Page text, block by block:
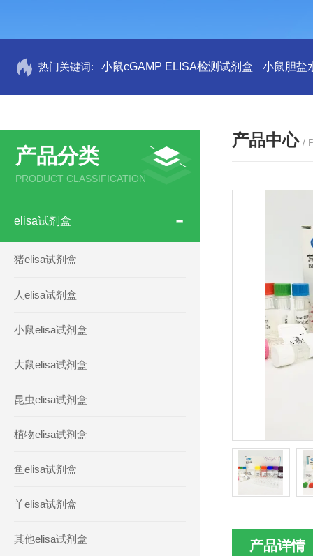
热门关键词: 小鼠cGAMP ELISA检测试剂盒 小鼠胆盐
产品分类
PRODUCT CLASSIFICATION
elisa试剂盒
猪elisa试剂盒
人elisa试剂盒
小鼠elisa试剂盒
大鼠elisa试剂盒
昆虫elisa试剂盒
植物elisa试剂盒
鱼elisa试剂盒
羊elisa试剂盒
其他elisa试剂盒
产品中心 /
产品详情